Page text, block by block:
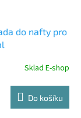
do nafty pro
Sklad E-shop
Do košíku